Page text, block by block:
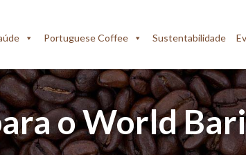
Portuguese Coffee Sustentabilidade
o World